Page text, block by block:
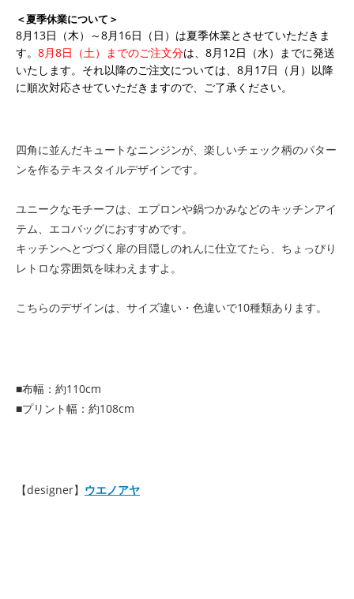
＜夏季休業について＞
8月13日（木）～8月16日（日）は夏季休業とさせていただきま
す。 8月8日（土）までのご注文分は、8月12日（水）までに発送
いたします。それ以降のご注文については、8月17日（月）以降
に順次対応させていただきますので、ご了承ください。
四角に並んだキュートなニンジンが、楽しいチェック柄のパター
ンを作るテキスタイルデザインです。
ユニークなモチーフは、エプロンや鍋つかみなどのキッチンアイ
テム、エコバッグにおすすめです。
キッチンへとづづく扉の目隠しのれんに仕立てたら、ちょっぴり
レトロな雰囲気を味わえますよ。
こちらのデザインは、サイズ違い・色違いで10種類あります。
■布幅：約110cm
■プリント幅：約108cm
【designer】 ウエノアヤ